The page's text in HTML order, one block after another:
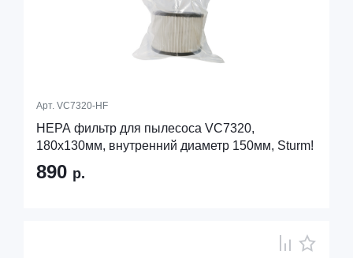
Арт. VC7320-HF
HEPA фильтр для пылесоса VC7320,
180х130мм, внутренний диаметр 150мм, Sturm!
890 р.